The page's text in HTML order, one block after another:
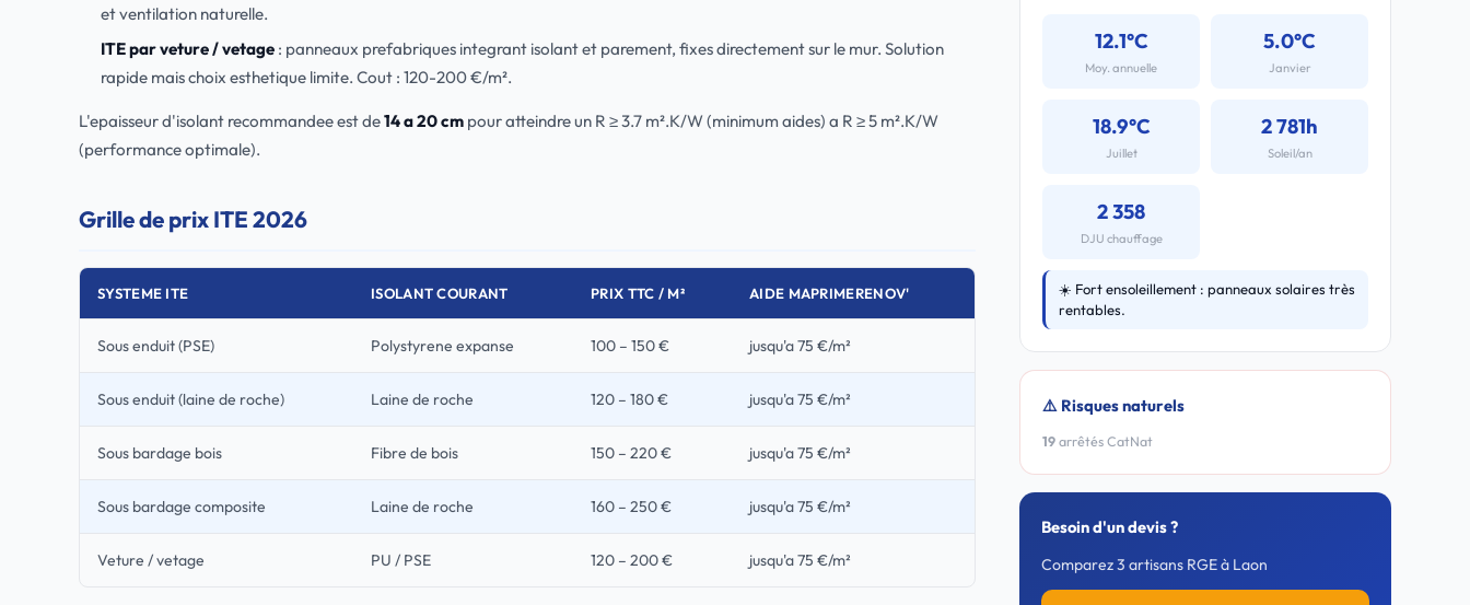
et ventilation naturelle.
ITE par veture / vetage: panneaux prefabriques integrant isolant et parement, fixes directement sur le mur. Solution
rapide mais choix esthetique limite. Cout : 120-200 €/m².
L'epaisseur d'isolant recommandee est de14 a 20 cm pour atteindre un R ≥ 3.7 m².K/W (minimum aides) a R ≥ 5 m².K/W
(performance optimale).
Grille de prix ITE 2026
SYSTEME ITE ISOLANT COURANT PRIX TTC / M² AIDE MAPRIMERENOV'
Sous enduit (PSE) Polystyrene expanse 100 – 150 € jusqu'a 75 €/m²
Sous enduit (laine de roche) Laine de roche 120 – 180 € jusqu'a 75 €/m²
Sous bardage bois Fibre de bois 150 – 220 € jusqu'a 75 €/m²
Sous bardage composite Laine de roche 160 – 250 € jusqu'a 75 €/m²
Veture / vetage PU / PSE 120 – 200 € jusqu'a 75 €/m²
12.1°C
Moy. annuelle
5.0°C
Janvier
18.9°C
Juillet
2 781h
Soleil/an
2 358
DJU chauffage
☀️ Fort ensoleillement : panneaux solaires très
rentables.
⚠️ Risques naturels
19 arrêtés CatNat
Besoin d'un devis ?
Comparez 3 artisans RGE à Laon